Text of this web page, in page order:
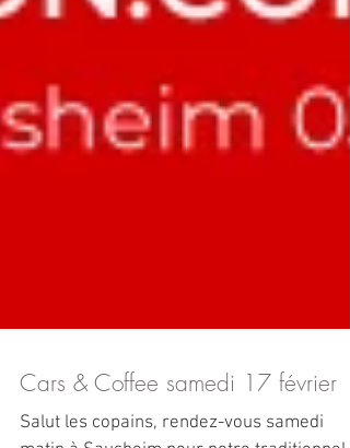
Cars & Coffee samedi 17 février